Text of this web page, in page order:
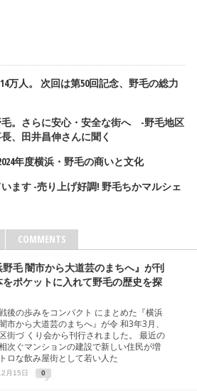
万人。 次回は第50回記念、野毛の総力
。さらに安心・安全な街へ -野毛地区
、田井昌伸さんに聞く
年度横浜・野毛の商いと文化
ます -売り上げ好調! 野毛ちかマルシェ
COMMENTS
野毛 闇市から大道芸のまちへ』が刊
をポケットに入れて野毛の歴史を探
後の歩みをコンパクト にまとめた『横浜
から大道芸のまちへ』が令 和3年3月、
街づ くり会から刊行されました。 最近の
次ぐマンションの建設で新しい住民が増
ロな飲み屋街として若い人た
月15日 0